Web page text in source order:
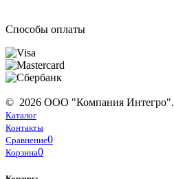
Способы оплаты
© 2026 ООО "Компания Интегро".
Каталог
Контакты
Сравнение0
Корзина0